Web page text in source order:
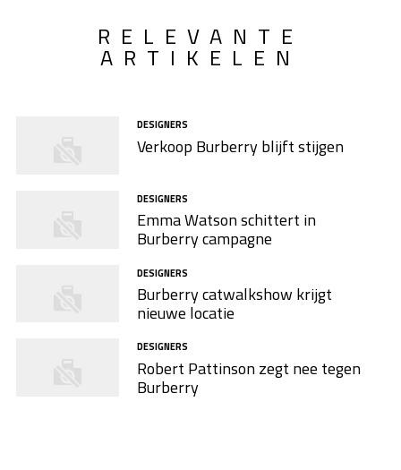
RELEVANTE
ARTIKELEN
DESIGNERS
Verkoop Burberry blijft stijgen
DESIGNERS
Emma Watson schittert in
Burberry campagne
DESIGNERS
Burberry catwalkshow krijgt
nieuwe locatie
DESIGNERS
Robert Pattinson zegt nee tegen
Burberry